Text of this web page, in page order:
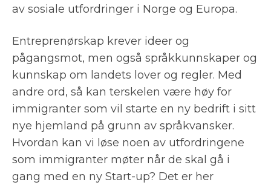
av sosiale utfordringer i Norge og Europa.
Entreprenørskap krever ideer og
pågangsmot, men også språkkunnskaper og
kunnskap om landets lover og regler. Med
andre ord, så kan terskelen være høy for
immigranter som vil starte en ny bedrift i sitt
nye hjemland på grunn av språkvansker.
Hvordan kan vi løse noen av utfordringene
som immigranter møter når de skal gå i
gang med en ny Start-up? Det er her